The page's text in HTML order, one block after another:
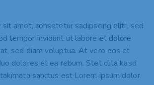
sit amet, consetetur sadipscing elitr, sed
tempor invidunt ut labore et dolore
sed diam voluptua. At vero eos et
dolores et ea rebum. Stet clita kasd
sanctus est Lorem ipsum dolor